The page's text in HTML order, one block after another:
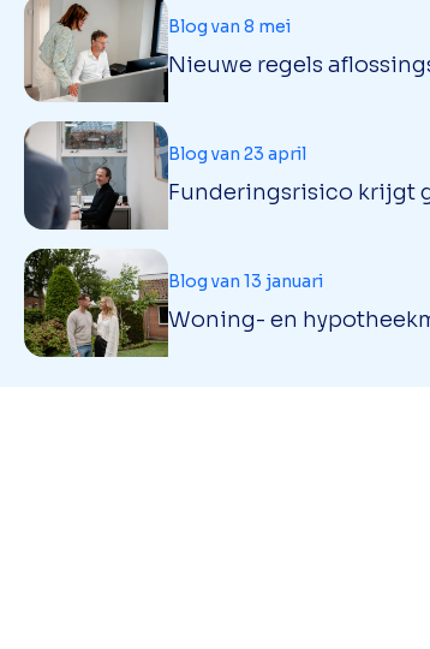
Nieuwe regels
Blog van 8 mei
Funderingsrisico krijgt
Blog van 23 april
Woning- en
Blog van 13 januari